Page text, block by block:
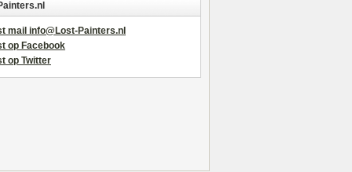
mail info@Lost-Painters.nl
op Facebook
op Twitter